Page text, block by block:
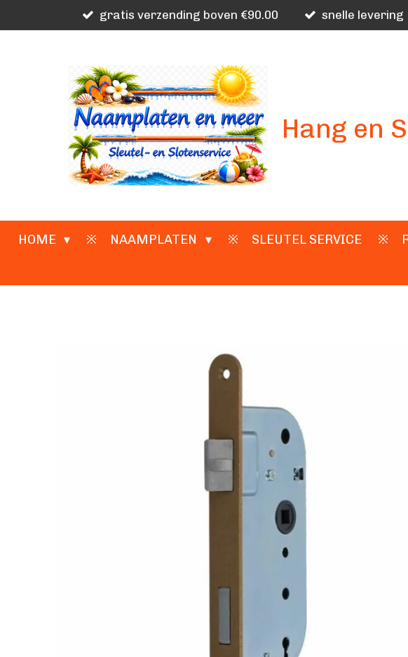
direct
hoofdinhoud
gratis verzending boven €90.00 snelle levering
Hang en
HOME NAAMPLATEN SLEUTEL SERVICE